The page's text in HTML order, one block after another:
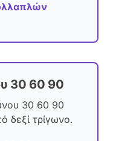
30 60 90
30 60 90
δεξί τρίγωνο.